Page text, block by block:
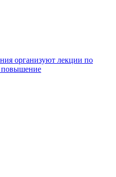
организуют лекции по
повышение